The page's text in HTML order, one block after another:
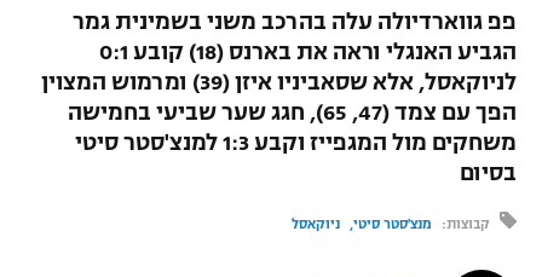
לוח שידורים
ברחבה
"מעל הליגה" – פודקאסט
הפועל חיפה
הפועל באר שבע
מכבי נתניה
בני יהודה
ליגה טורקית
ליגה סינית
ליגה ברזילאית
ליגות נוספות
ג'ודו
אגרוף
ספורט אולימפי
פפ גווארדיולה עלה בהרכב משני בשמינית גמר
הגביע האנגלי וראה את בארנס (18) קובע 0:1
לניוקאסל, אלא שסאביניו איזן (39) ומרמוש המצוין
הפך עם צמד (47, 65), חגג שער שביעי בחמישה
משחקים מול המגפייז וקבע 1:3 למנצ'סטר סיטי
בסיום
קבוצות: מנצ'סטר סיטי ניוקאסל